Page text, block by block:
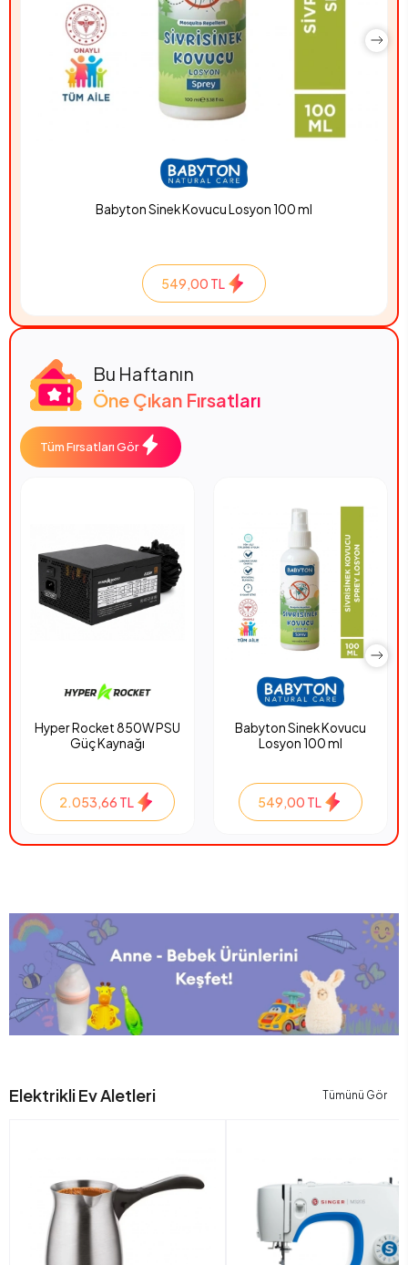
Babyton Sinek Kovucu Losyon 100 ml
549,00 TL
Bu Haftanın
Öne Çıkan Fırsatları
Tüm Fırsatları Gör
Hyper Rocket 850W PSU
Güç Kaynağı
2.053,66 TL
Babyton Sinek Kovucu
Losyon 100 ml
549,00 TL
Elektrikli Ev Aletleri Tümünü Gör